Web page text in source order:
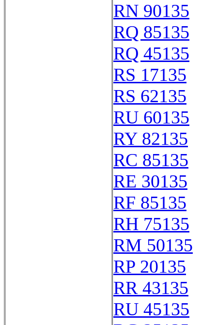
RN 90135
RQ 85135
RQ 45135
RS 17135
RS 62135
RU 60135
RY 82135
RC 85135
RE 30135
RF 85135
RH 75135
RM 50135
RP 20135
RR 43135
RU 45135